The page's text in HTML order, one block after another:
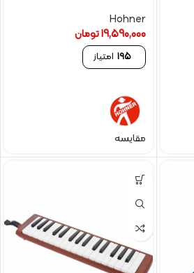
Hohner
19,590,000تومان
195 امتیاز
مقایسه